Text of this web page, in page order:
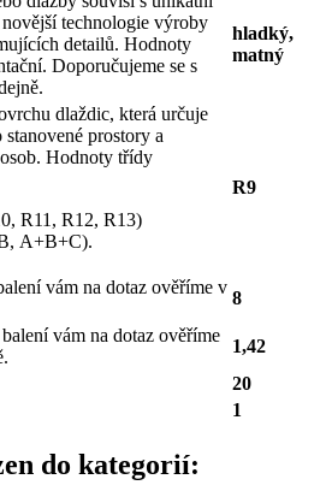
technologie výroby
detailů. Hodnoty
Doporučujeme se s
hladký,
matný
dlaždic, která určuje
prostory a
Hodnoty třídy
R11, R12, R13)
A+B+C).
R9
vám na dotaz ověříme v
8
vám na dotaz ověříme
1,42
20
1
do kategorií: